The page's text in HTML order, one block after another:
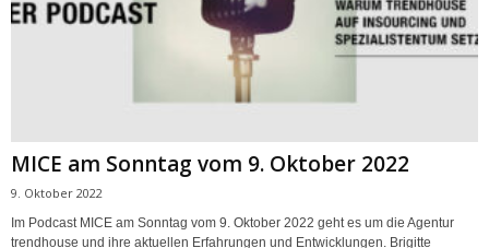
MICE am Sonntag vom 9. Oktober 2022
9. Oktober 2022
Im Podcast MICE am Sonntag vom 9. Oktober 2022 geht es um die Agentur
trendhouse und ihre aktuellen Erfahrungen und Entwicklungen. Brigitte